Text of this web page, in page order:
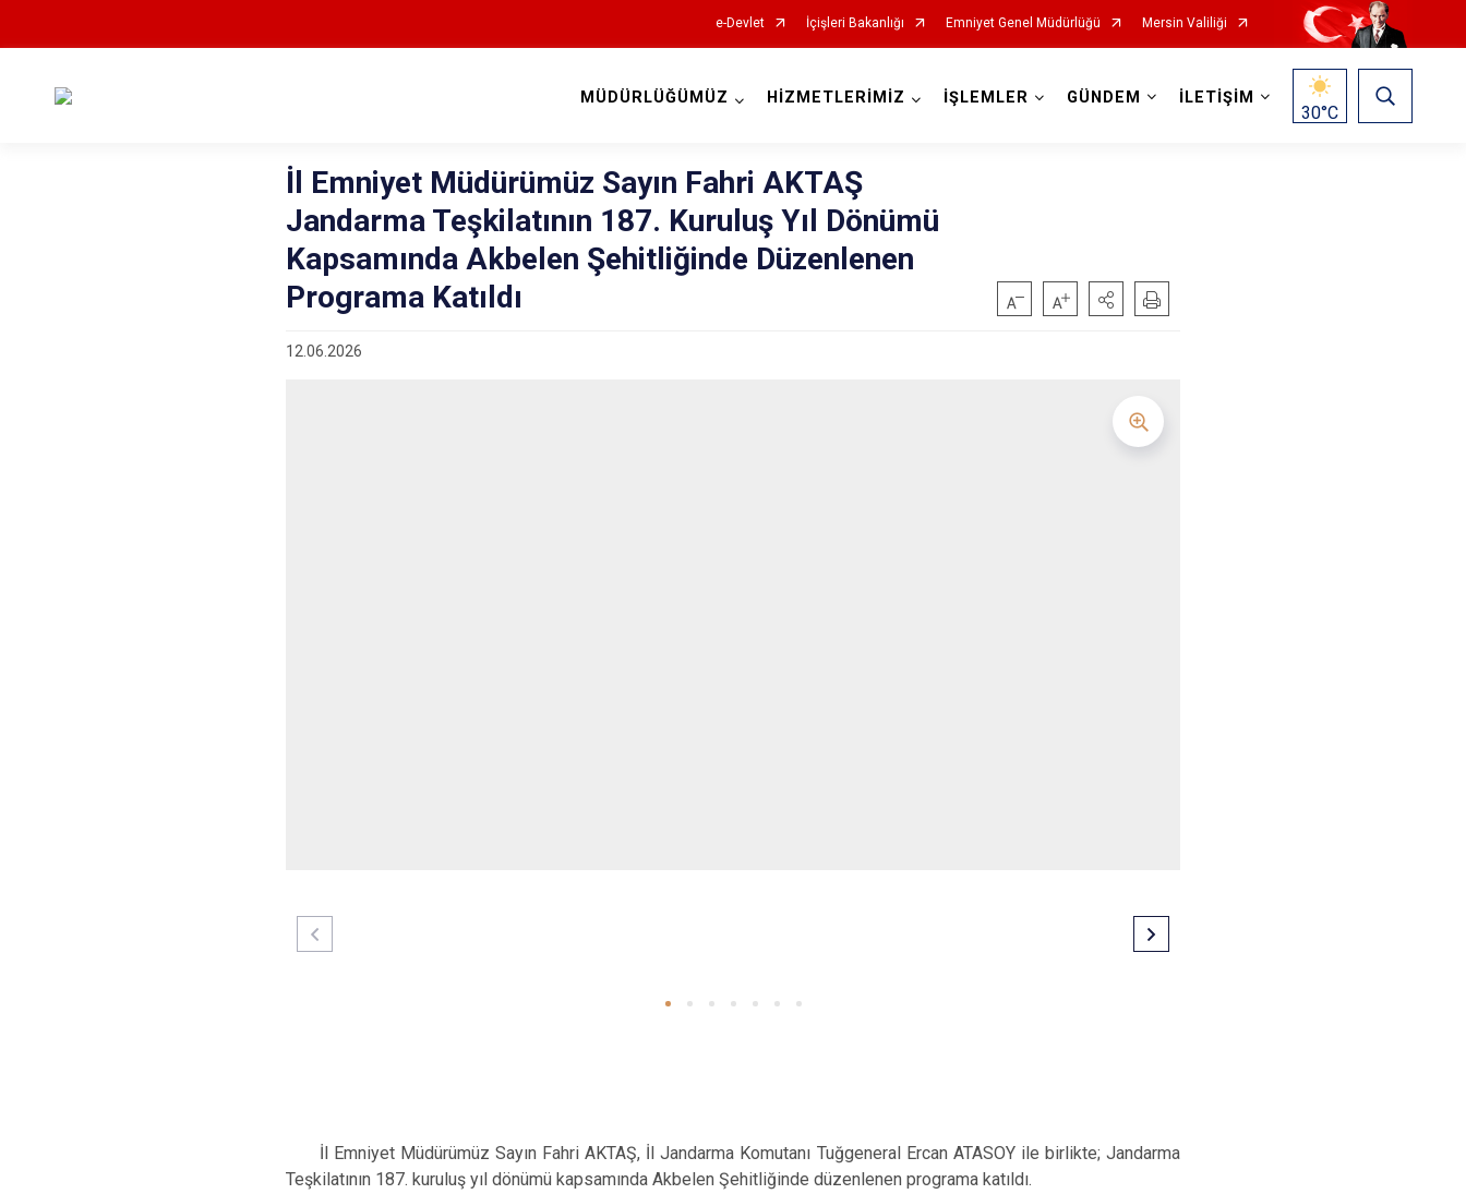
e-Devlet İçişleri Bakanlığı Emniyet Genel Müdürlüğü Mersin Valiliği
MÜDÜRLÜĞÜMÜZ HİZMETLERİMİZ İŞLEMLER GÜNDEM İLETİŞİM
30°C
İl Emniyet Müdürümüz Sayın Fahri AKTAŞ
Jandarma Teşkilatının 187. Kuruluş Yıl Dönümü
Kapsamında Akbelen Şehitliğinde Düzenlenen
Programa Katıldı
12.06.2026
İl Emniyet Müdürümüz Sayın Fahri AKTAŞ, İl Jandarma Komutanı Tuğgeneral Ercan ATASOY ile birlikte; Jandarma
Teşkilatının 187. kuruluş yıl dönümü kapsamında Akbelen Şehitliğinde düzenlenen programa katıldı.